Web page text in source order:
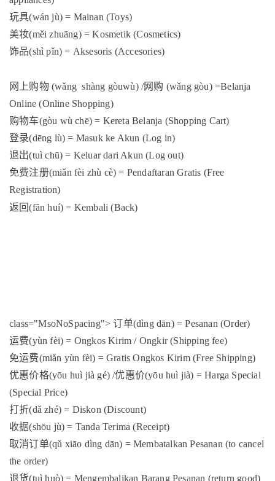
玩具(wán jù) = Mainan (Toys)
美妆(měi zhuāng) = Kosmetik (Cosmetics)
饰品(shì pǐn) = Aksesoris (Accesories)
网上购物(wǎng shàng gòuwù) /网购 (wǎng gòu) =Belanja
Online (Online Shopping)
购物车(gòu wù chē) = Kereta Belanja (Shopping Cart)
登录(dēng lù) = Masuk ke Akun (Log in)
退出(tuì chū) = Keluar dari Akun (Log out)
免费注册(miǎn fèi zhù cè) = Pendaftaran Gratis (Free
Registration)
返回(făn huí) = Kembali (Back)
class="MsoNoSpacing">订单(dìng dān) = Pesanan (Order)
运费(yùn fèi) = Ongkos Kirim / Ongkir (Shipping fee)
免运费(miǎn yùn fèi) = Gratis Ongkos Kirim (Free Shipping)
优惠价格(yōu huì jià gé) /优惠价(yōu huì jià) = Harga Special
(Special Price)
打折(dǎ zhé) = Diskon (Discount)
收据(shōu jù) = Tanda Terima (Receipt)
取消订单(qǔ xiāo dìng dān) = Membatalkan Pesanan (to cancel
the order)
退货(tuì huò) = Mengembalikan Barang Pesanan (return good)